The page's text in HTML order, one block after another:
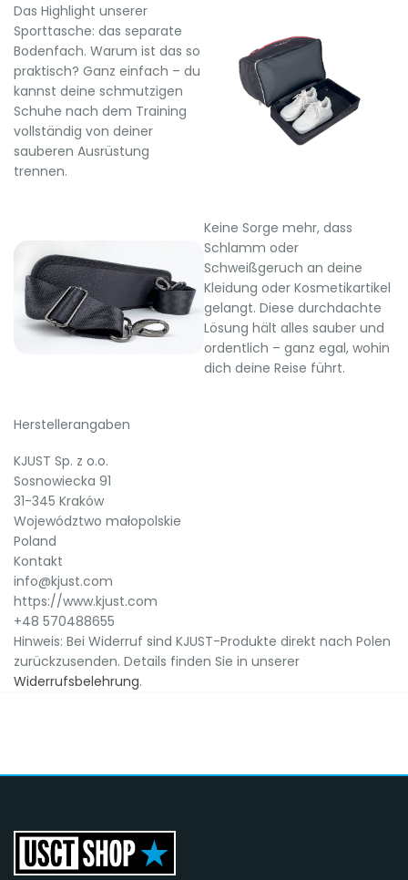
Das Highlight unserer
Sporttasche: das separate
Bodenfach. Warum ist das so
praktisch? Ganz einfach – du
kannst deine schmutzigen
Schuhe nach dem Training
vollständig von deiner
sauberen Ausrüstung
trennen.
Keine Sorge mehr, dass
Schlamm oder
Schweißgeruch an deine
Kleidung oder Kosmetikartikel
gelangt. Diese durchdachte
Lösung hält alles sauber und
ordentlich – ganz egal, wohin
dich deine Reise führt.
Herstellerangaben
KJUST Sp. z o.o.
Sosnowiecka 91
31-345 Kraków
Województwo małopolskie
Poland
Kontakt
info@kjust.com
https://www.kjust.com
+48 570488655
Hinweis: Bei Widerruf sind KJUST-Produkte direkt nach Polen
zurückzusenden. Details finden Sie in unserer
Widerrufsbelehrung.